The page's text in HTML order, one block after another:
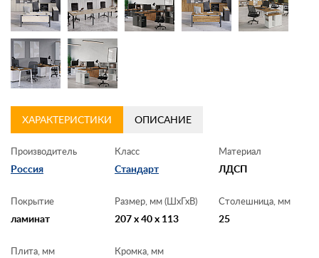
ХАРАКТЕРИСТИКИ ОПИСАНИЕ
Производитель
Россия
Класс
Стандарт
Материал
ЛДСП
Покрытие
ламинат
Размер, мм (ШхГхВ)
207 x 40 x 113
Столешница, мм
25
Плита, мм Кромка, мм